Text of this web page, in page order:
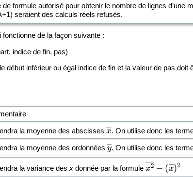
formule autorisé pour obtenir le nombre de lignes d’une
seraient des calculs réels refusés.
de la façon suivante :
indice de fin, pas)
inférieur ou égal indice de fin et la valeur de pas doit
la moyenne des abscisses
x―
. On utilise donc les
la moyenne des ordonnées
y―
. On utilise donc les
la variance des x donnée par la formule
x2 −
(x― 2